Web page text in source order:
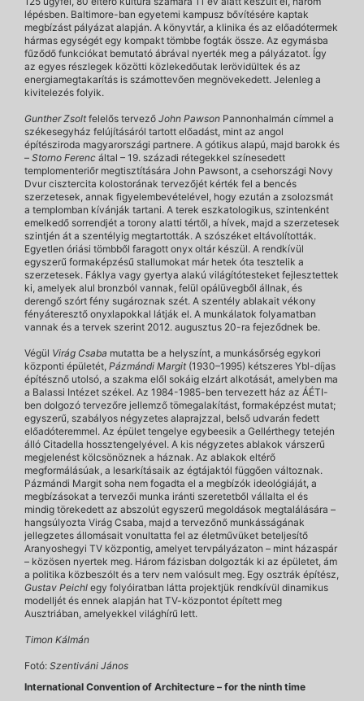
lépésben. Baltimore-ban egyetemi kampusz bővítésére kaptak
megbízást pályázat alapján. A könyvtár, a klinika és az előadótermek
hármas egységét egy kompakt tömbbe fogták össze. Az egymásba
fűződő funkciókat bemutató ábrával nyerték meg a pályázatot. Így
az egyes részlegek közötti közlekedőutak lerövidültek és az
energiamegtakarítás is számottevően megnövekedett. Jelenleg a
kivitelezés folyik.
Gunther Zsoltfelelős tervező John Pawson Pannonhalmán címmel a
székesegyház felújításáról tartott előadást, mint az angol
építésziroda magyarországi partnere. A gótikus alapú, majd barokk és
– Storno Ferenc által – 19. századi rétegekkel színesedett
templomenteriőr megtisztítására John Pawsont, a csehországi Novy
Dvur cisztercita kolostorának tervezőjét kérték fel a bencés
szerzetesek, annak figyelembevételével, hogy ezután a zsolozsmát
a templomban kívánják tartani. A terek eszkatologikus, szintenként
emelkedő sorrendjét a torony alatti tértől, a hívek, majd a szerzetesek
szintjén át a szentélyig megtartották. A szószéket eltávolították.
Egyetlen óriási tömbből faragott onyx oltár készül. A rendkívül
egyszerű formaképzésű stallumokat már hetek óta tesztelik a
szerzetesek. Fáklya vagy gyertya alakú világítótesteket fejlesztettek
ki, amelyek alul bronzból vannak, felül opálüvegből állnak, és
derengő szórt fény sugároznak szét. A szentély ablakait vékony
fényáteresztő onyxlapokkal látják el. A munkálatok folyamatban
vannak és a tervek szerint 2012. augusztus 20-ra fejeződnek be.
Végül Virág Csaba mutatta be a helyszínt, a munkásőrség egykori
központi épületét, Pázmándi Margit(1930–1995) kétszeres Ybl-díjas
építésznő utolsó, a szakma elől sokáig elzárt alkotását, amelyben ma
a Balassi Intézet székel. Az 1984-1985-ben tervezett ház az ÁÉTI-
ben dolgozó tervezőre jellemző tömegalakítást, formaképzést mutat;
egyszerű, szabályos négyzetes alaprajzzal, belső udvarán fedett
előadóteremmel. Az épület tengelye egybeesik a Gellérthegy tetején
álló Citadella hossztengelyével. A kis négyzetes ablakok várszerű
megjelenést kölcsönöznek a háznak. Az ablakok eltérő
megformálásúak, a lesarkításaik az égtájaktól függően változnak.
Pázmándi Margit soha nem fogadta el a megbízók ideológiáját, a
megbízásokat a tervezői munka iránti szeretetből vállalta el és
mindig törekedett az abszolút egyszerű megoldások megtalálására –
hangsúlyozta Virág Csaba, majd a tervezőnő munkásságának
jellegzetes állomásait vonultatta fel az életművüket beteljesítő
Aranyoshegyi TV központig, amelyet tervpályázaton – mint házaspár
– közösen nyertek meg. Három fázisban dolgozták ki az épületet, ám
a politika közbeszólt és a terv nem valósult meg. Egy osztrák építész,
Gustav Peichl egy folyóiratban látta projektjük rendkívül dinamikus
modelljét és ennek alapján hat TV-központot épített meg
Ausztriában, amelyekkel világhírű lett.
Timon Kálmán
Fotó: Szentiváni János
International Convention of Architecture – for the ninth time